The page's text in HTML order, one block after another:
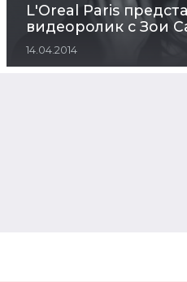
L'Oreal Paris
видеоролик с Зои
14.04.2014